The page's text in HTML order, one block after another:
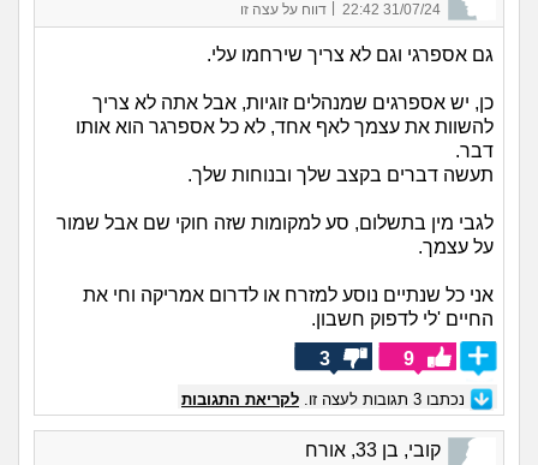
31/07/24 22:42 דווח על עצה זו
גם אספרגי וגם לא צריך שירחמו עלי.
כן, יש אספרגים שמנהלים זוגיות, אבל אתה לא צריך
להשוות את עצמך לאף אחד, לא כל אספרגר הוא אותו
דבר.
תעשה דברים בקצב שלך ובנוחות שלך.
לגבי מין בתשלום, סע למקומות שזה חוקי שם אבל שמור
על עצמך.
אני כל שנתיים נוסע למזרח או לדרום אמריקה וחי את
החיים 'לי לדפוק חשבון.
9
3
נכתבו 3 תגובות לעצה זו. לקריאת התגובות
קובי, בן 33, אורח